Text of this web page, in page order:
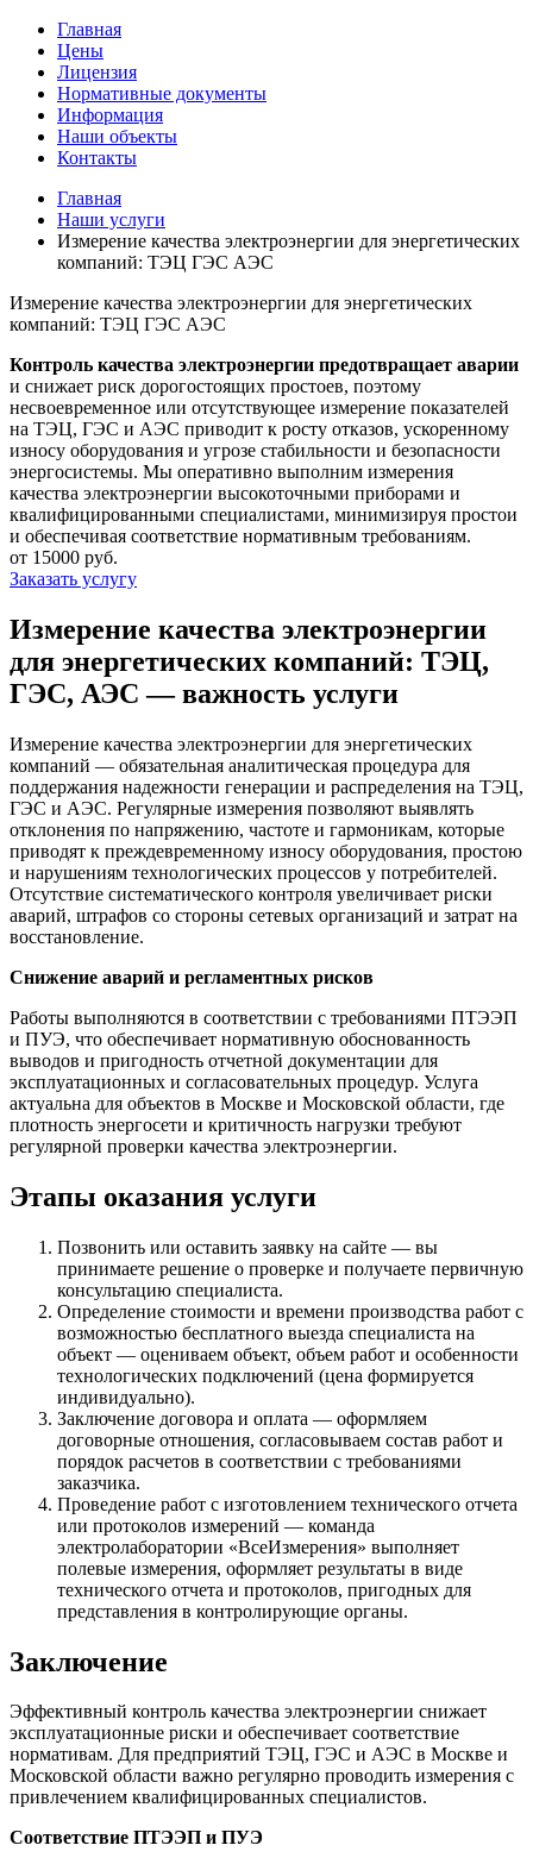
Главная
Цены
Лицензия
Нормативные документы
Информация
Наши объекты
Контакты
Главная
Наши услуги
Измерение качества электроэнергии для энергетических
компаний: ТЭЦ ГЭС АЭС
Измерение качества электроэнергии для энергетических
компаний: ТЭЦ ГЭС АЭС
Контроль качества электроэнергии предотвращает аварии
и снижает риск дорогостоящих простоев, поэтому
несвоевременное или отсутствующее измерение показателей
на ТЭЦ, ГЭС и АЭС приводит к росту отказов, ускоренному
износу оборудования и угрозе стабильности и безопасности
энергосистемы. Мы оперативно выполним измерения
качества электроэнергии высокоточными приборами и
квалифицированными специалистами, минимизируя простои
и обеспечивая соответствие нормативным требованиям.
от 15000 руб.
Заказать услугу
Измерение качества электроэнергии
для энергетических компаний: ТЭЦ,
ГЭС, АЭС — важность услуги
Измерение качества электроэнергии для энергетических
компаний — обязательная аналитическая процедура для
поддержания надежности генерации и распределения на ТЭЦ,
ГЭС и АЭС. Регулярные измерения позволяют выявлять
отклонения по напряжению, частоте и гармоникам, которые
приводят к преждевременному износу оборудования, простою
и нарушениям технологических процессов у потребителей.
Отсутствие систематического контроля увеличивает риски
аварий, штрафов со стороны сетевых организаций и затрат на
восстановление.
Снижение аварий и регламентных рисков
Работы выполняются в соответствии с требованиями ПТЭЭП
и ПУЭ, что обеспечивает нормативную обоснованность
выводов и пригодность отчетной документации для
эксплуатационных и согласовательных процедур. Услуга
актуальна для объектов в Москве и Московской области, где
плотность энергосети и критичность нагрузки требуют
регулярной проверки качества электроэнергии.
Этапы оказания услуги
Позвонить или оставить заявку на сайте — вы
принимаете решение о проверке и получаете первичную
консультацию специалиста.
Определение стоимости и времени производства работ с
возможностью бесплатного выезда специалиста на
объект — оцениваем объект, объем работ и особенности
технологических подключений (цена формируется
индивидуально).
Заключение договора и оплата — оформляем
договорные отношения, согласовываем состав работ и
порядок расчетов в соответствии с требованиями
заказчика.
Проведение работ с изготовлением технического отчета
или протоколов измерений — команда
электролаборатории «ВсеИзмерения» выполняет
полевые измерения, оформляет результаты в виде
технического отчета и протоколов, пригодных для
представления в контролирующие органы.
Заключение
Эффективный контроль качества электроэнергии снижает
эксплуатационные риски и обеспечивает соответствие
нормативам. Для предприятий ТЭЦ, ГЭС и АЭС в Москве и
Московской области важно регулярно проводить измерения с
привлечением квалифицированных специалистов.
Соответствие ПТЭЭП и ПУЭ